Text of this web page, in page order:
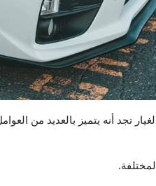
تجد أنه يتميز بالعديد من